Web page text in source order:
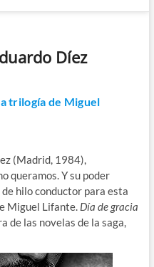
Díez
trilogía de Miguel
(Madrid, 1984),
queramos. Y su poder
hilo conductor para esta
Miguel Lifante. Día de gracia
de las novelas de la saga,